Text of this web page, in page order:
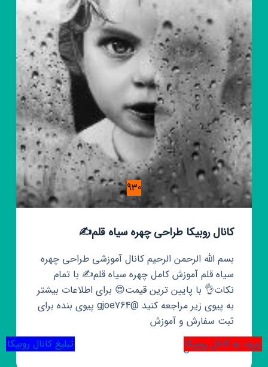
رایگان
930
کانال روبیکا طراحی چهره سیاه قلم✍
بسم الله الرحمن الرحیم کانال آموزشی طراحی چهره
سیاه قلم آموزش کامل چهره سیاه قلم✍ با تمام
نکات👌 با پایین ترین قیمت😍 برای اطلاعات بیشتر
به پیوی زیر مراجعه کنید @gjoe764 پیوی بنده برای
ثبت سفارش و آموزش
مشاهده کانالکانالورود به کانال روبیکا تبلیغ کانال روبیکا